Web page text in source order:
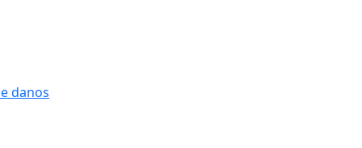
danos